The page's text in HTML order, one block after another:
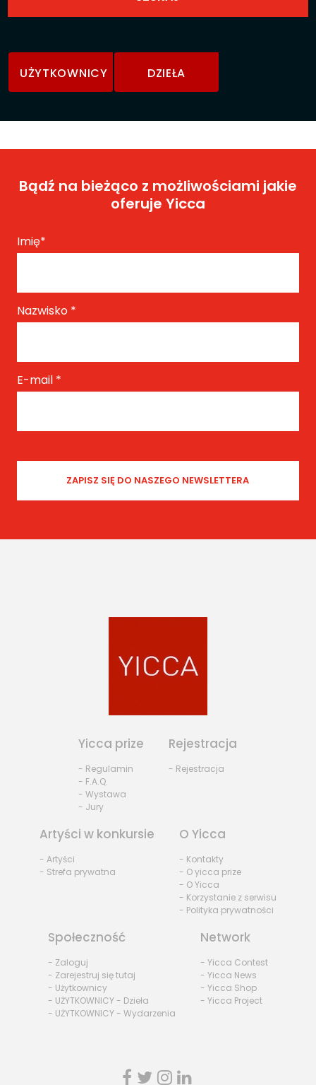
UŻYTKOWNICY DZIEŁA
Bądź na bieżąco z możliwościami jakie
oferuje Yicca
Imię*
Nazwisko *
E-mail *
Yicca prize
- Regulamin
- F.A.Q.
- Wystawa
- Jury
Rejestracja
- Rejestracja
Artyści w konkursie
- Artyści
- Strefa prywatna
O Yicca
- Kontakty
- O yicca prize
- O Yicca
- Korzystanie z serwisu
- Polityka prywatności
Społeczność
- Zaloguj
- Zarejestruj się tutaj
- Użytkownicy
- UŻYTKOWNICY - Dzieła
- UŻYTKOWNICY - Wydarzenia
Network
- Yicca Contest
- Yicca News
- Yicca Shop
- Yicca Project